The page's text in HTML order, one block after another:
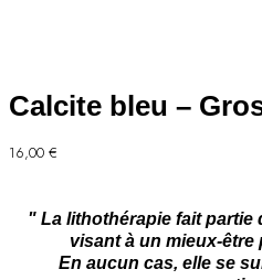
Calcite bleu –
16,00 €
" La lithothérapie fait partie
visant à un mieux-
En aucun cas, elle se